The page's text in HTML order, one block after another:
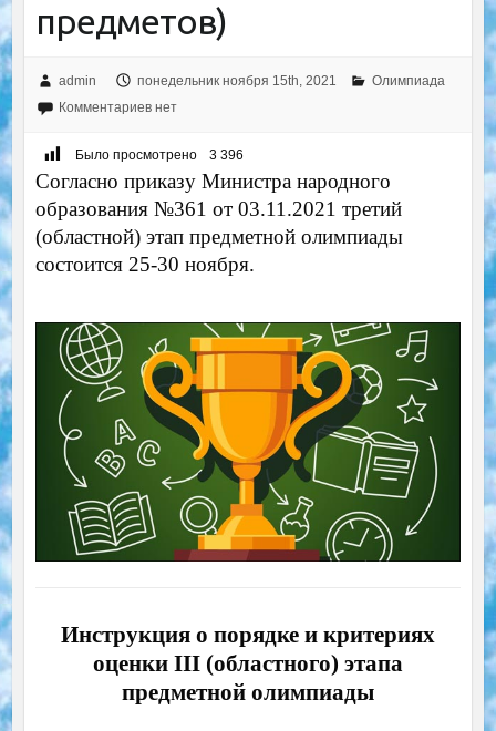
предметов)
admin понедельник ноября 15th, 2021
Олимпиада
Комментариев нет
Было просмотрено 3 396
Согласно приказу Министра народного
образования №361 от 03.11.2021 третий
(областной) этап предметной олимпиады
состоится 25-30 ноября.
Инструкция о порядке и критериях
оценки III (областного) этапа
предметной олимпиады